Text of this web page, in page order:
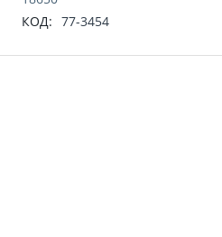
КОД: 77-3454